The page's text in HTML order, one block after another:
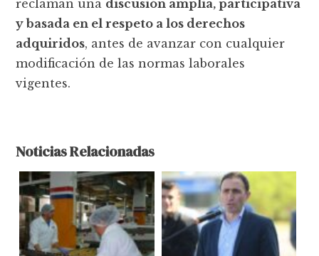
reclaman una discusión amplia, participativa
y basada en el respeto a los derechos
adquiridos, antes de avanzar con cualquier
modificación de las normas laborales
vigentes.
Noticias Relacionadas